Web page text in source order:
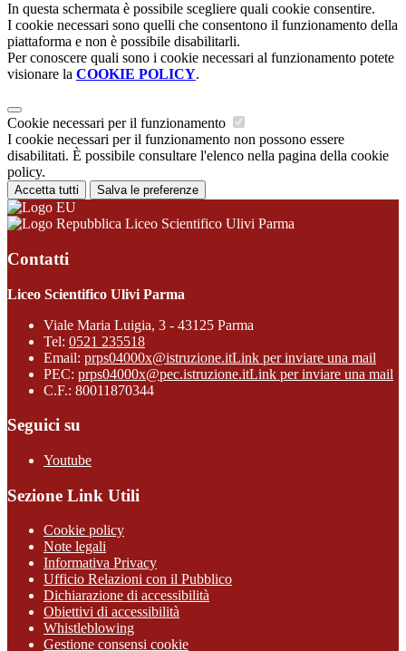
In questa schermata è possibile scegliere quali cookie consentire.
I cookie necessari sono quelli che consentono il funzionamento della
piattaforma e non è possibile disabilitarli.
Per conoscere quali sono i cookie necessari al funzionamento potete
visionare la COOKIE POLICY.
Cookie necessari per il funzionamento
I cookie necessari per il funzionamento non possono essere
disabilitati. È possibile consultare l'elenco nella pagina della cookie
policy.
Accetta tutti Salva le preferenze
Liceo Scientifico Ulivi Parma
Contatti
Liceo Scientifico Ulivi Parma
Viale Maria Luigia, 3 - 43125 Parma
Tel: 0521 235518
Email: prps04000x@istruzione.itLink per inviare una mail
PEC: prps04000x@pec.istruzione.itLink per inviare una mail
C.F.: 80011870344
Seguici su
Youtube
Sezione Link Utili
Cookie policy
Note legali
Informativa Privacy
Ufficio Relazioni con il Pubblico
Dichiarazione di accessibilità
Obiettivi di accessibilità
Whistleblowing
Gestione consensi cookie